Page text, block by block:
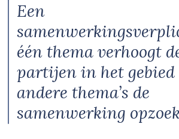
Een
één thema verhoogt
partijen in het gebied
andere thema’s de
samenwerking